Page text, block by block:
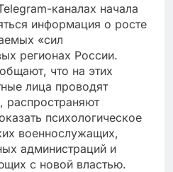
каналах начала
информация о росте
«сил
регионах России.
что на этих
лица проводят
распространяют
психологическое
военнослужащих,
администраций и
с новой властью.